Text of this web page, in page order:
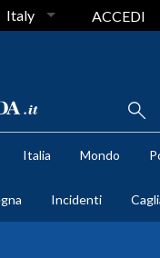
Italy ACCEDI
Italia Mondo
Incidenti